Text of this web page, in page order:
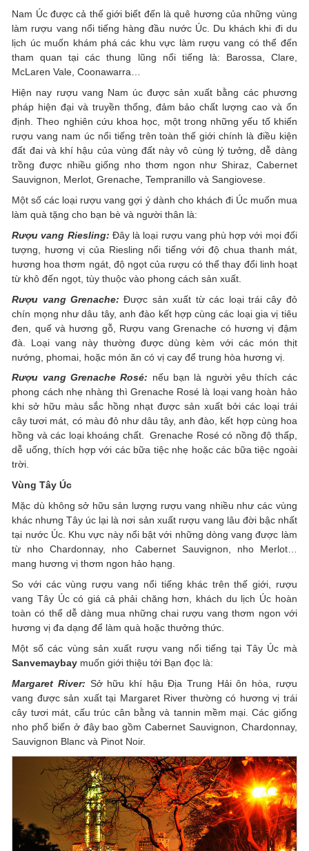
Nam Úc được cả thế giới biết đến là quê hương của những vùng
làm rượu vang nổi tiếng hàng đầu nước Úc. Du khách khi đi du
lịch úc muốn khám phá các khu vực làm rượu vang có thể đến
tham quan tại các thung lũng nổi tiếng là: Barossa, Clare,
McLaren Vale, Coonawarra…
Hiện nay rượu vang Nam úc được sản xuất bằng các phương
pháp hiện đại và truyền thống, đảm bảo chất lượng cao và ổn
định. Theo nghiên cứu khoa học, một trong những yếu tố khiến
rượu vang nam úc nổi tiếng trên toàn thế giới chính là điều kiện
đất đai và khí hậu của vùng đất này vô cùng lý tưởng, dễ dàng
trồng được nhiều giống nho thơm ngon như Shiraz, Cabernet
Sauvignon, Merlot, Grenache, Tempranillo và Sangiovese.
Một số các loại rượu vang gợi ý dành cho khách đi Úc muốn mua
làm quà tặng cho bạn bè và người thân là:
Rượu vang Riesling: Đây là loại rượu vang phù hợp với mọi đối
tượng, hương vị của Riesling nổi tiếng với độ chua thanh mát,
hương hoa thơm ngát, độ ngọt của rượu có thể thay đổi linh hoạt
từ khô đến ngọt, tùy thuộc vào phong cách sản xuất.
Rượu vang Grenache: Được sản xuất từ các loại trái cây đỏ
chín mọng như dâu tây, anh đào kết hợp cùng các loại gia vị tiêu
đen, quế và hương gỗ, Rượu vang Grenache có hương vị đậm
đà. Loại vang này thường được dùng kèm với các món thịt
nướng, phomai, hoặc món ăn có vị cay để trung hòa hương vị.
Rượu vang Grenache Rosé: nếu bạn là người yêu thích các
phong cách nhẹ nhàng thì Grenache Rosé là loại vang hoàn hảo
khi sở hữu màu sắc hồng nhạt được sản xuất bởi các loại trái
cây tươi mát, có màu đỏ như dâu tây, anh đào, kết hợp cùng hoa
hồng và các loại khoáng chất. Grenache Rosé có nồng độ thấp,
dễ uống, thích hợp với các bữa tiệc nhẹ hoặc các bữa tiệc ngoài
trời.
Vùng Tây Úc
Mặc dù không sở hữu sản lượng rượu vang nhiều như các vùng
khác nhưng Tây úc lại là nơi sản xuất rượu vang lâu đời bậc nhất
tại nước Úc. Khu vực này nổi bật với những dòng vang được làm
từ nho Chardonnay, nho Cabernet Sauvignon, nho Merlot…
mang hương vị thơm ngon hảo hạng.
So với các vùng rượu vang nổi tiếng khác trên thế giới, rượu
vang Tây Úc có giá cả phải chăng hơn, khách du lịch Úc hoàn
toàn có thể dễ dàng mua những chai rượu vang thơm ngon với
hương vị đa dạng để làm quà hoặc thưởng thức.
Một số các vùng sản xuất rượu vang nổi tiếng tại Tây Úc mà
Sanvemaybay muốn giới thiệu tới Bạn đọc là:
Margaret River: Sở hữu khí hậu Địa Trung Hải ôn hòa, rượu
vang được sản xuất tại Margaret River thường có hương vị trái
cây tươi mát, cấu trúc cân bằng và tannin mềm mại. Các giống
nho phổ biến ở đây bao gồm Cabernet Sauvignon, Chardonnay,
Sauvignon Blanc và Pinot Noir.